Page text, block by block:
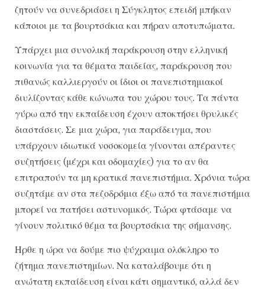
ζητούν να συνεδριάσει η Σύγκλητος επειδή μπήκαν
κάποιοι με τα βουρτσάκια και πήραν αποτυπώματα.
Υπάρχει μια συνολική παράκρουση στην ελληνική
κοινωνία για τα θέματα παιδείας, παράκρουση που
πιθανώς καλλιεργούν οι ίδιοι οι πανεπιστημιακοί
διυλίζοντας κάθε κώνωπα του χώρου τους. Τα πάντα
γύρω από την εκπαίδευση έχουν αποκτήσει θρυλικές
διαστάσεις. Σε μια χώρα, για παράδειγμα, που
υπάρχουν ιδιωτικά νοσοκομεία γίνονται απέραντες
συζητήσεις (μέχρι και οδομαχίες) για το αν θα
επιτραπούν τα μη κρατικά πανεπιστήμια. Χρόνια τώρα
συζητάμε αν στα πεζοδρόμια έξω από τα πανεπιστήμια
μπορεί να πατήσει αστυνομικός. Τώρα φτάσαμε να
γίνουν πολιτικό θέμα τα βουρτσάκια της σήμανσης.
Ηρθε η ώρα να δούμε πιο ψύχραιμα ολόκληρο το
ζήτημα πανεπιστημίων. Να καταλάβουμε ότι η
ανώτατη εκπαίδευση είναι κάτι σημαντικό, αλλά δεν